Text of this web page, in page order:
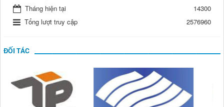
Tháng hiện tại
14300
Tổng lượt truy cập
2576960
ĐỐI TÁC